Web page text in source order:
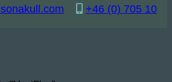
+46 (0) 705 10